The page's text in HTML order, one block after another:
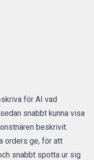
för AI vad
snabbt kunna visa
beskrivit.
orders ge, för att
snabbt spotta ur sig